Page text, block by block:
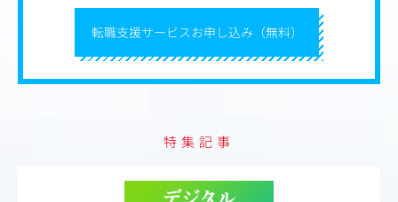
転職支援サービスお申し込み（無料）
特集記事